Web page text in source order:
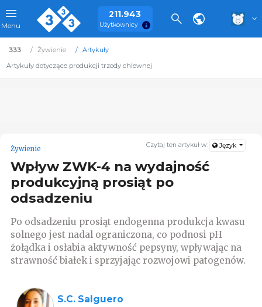
Menu
211.943
Użytkownicy
333 Żywienie
Artykuły
Artykuły dotyczące produkcji trzody chlewnej
Czytaj ten artykuł w: Język
Żywienie
Wpływ ZWK-4 na wydajność
produkcyjną prosiąt po
odsadzeniu
Po odsadzeniu prosiąt endogenna produkcja kwasu
solnego jest nadal ograniczona, co podnosi pH
żołądka i osłabia aktywność pepsyny, wpływając na
strawność białek i sprzyjając rozwojowi patogenów.
S.C. Salguero